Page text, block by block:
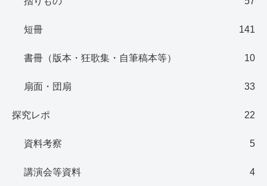
短冊 141
書冊（版本・狂歌集・自筆稿本等） 10
扇面・団扇 33
探究レポ 22
資料考察 5
講演会等資料 4